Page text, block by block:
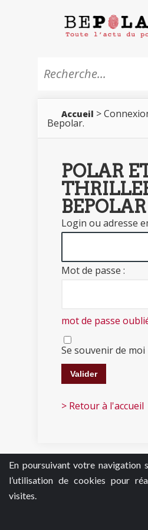
En poursuivant votre navigation
l’utilisation de cookies pour
visites.
Accueil >
Bepolar.
POLAR
BEPOLAR
Login ou adresse
Mot de passe :
mot de passe
Se souvenir de moi
> Retour à l'accueil